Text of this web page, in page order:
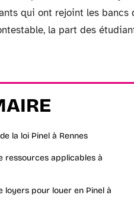
qui ont rejoint les bancs
la part des
la loi Pinel à Rennes
ressources applicables à
loyers pour louer en Pinel à